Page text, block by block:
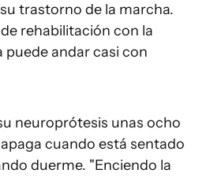
trastorno de la marcha.
rehabilitación con la
andar casi con
neuroprótesis unas ocho
cuando está sentado
duerme. "Enciendo la